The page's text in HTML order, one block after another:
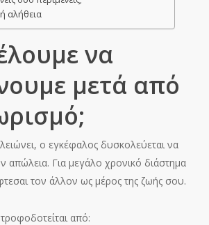
αλήθεια
να
μετά από
ο εγκέφαλος δυσκολεύεται να
απώλεια. Για μεγάλο χρονικό διάστημα
τον άλλον ως μέρος της ζωής σου.
από: